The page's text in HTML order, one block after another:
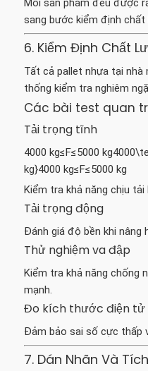
Mỗi sản phẩm đều được
sang bước kiểm định chất
6. Kiểm Định Chất
Tất cả pallet nhựa tại nhà
thống kiểm tra nghiêm
Các bài test quan
Tải trọng tĩnh
4000 kg≤F≤5000
kg}4000 kg≤F≤5000 kg
Kiểm tra khả năng chịu
Tải trọng động
Đánh giá độ bền khi nâng
Thử nghiệm va đập
Kiểm tra khả năng chống
mạnh.
Đo kích thước điện tử
Đảm bảo sai số cực thấp
7. Dán Nhãn Và